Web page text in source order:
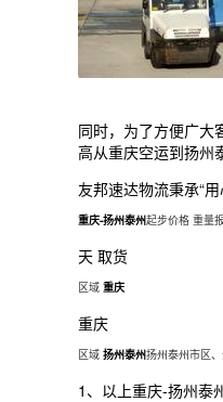
同时，为了方便广大
高从重庆空运到扬州
友邦速达物流秉承“
重庆-扬州泰州起步价格 重量
天 取货
区域 重庆
重庆
区域 扬州泰州扬州泰州市区
1、以上重庆-扬州泰